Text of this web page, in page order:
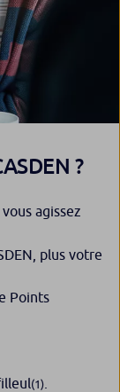
?
, vous agissez
plus votre
Points
(1)